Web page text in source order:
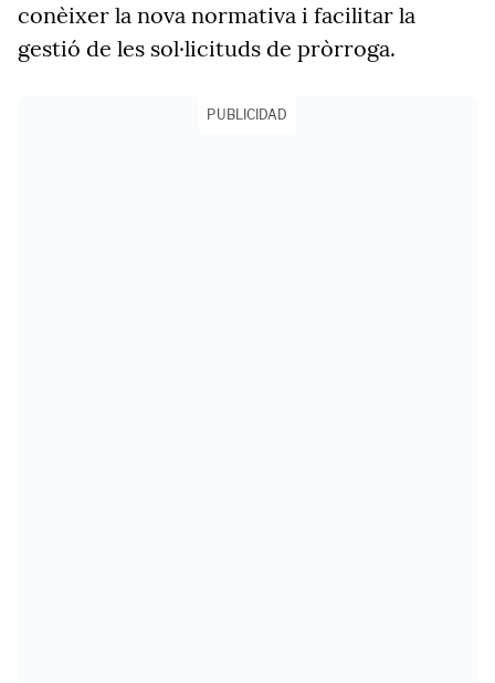
conèixer la nova normativa i facilitar la
gestió de les sol·licituds de pròrroga.
PUBLICIDAD